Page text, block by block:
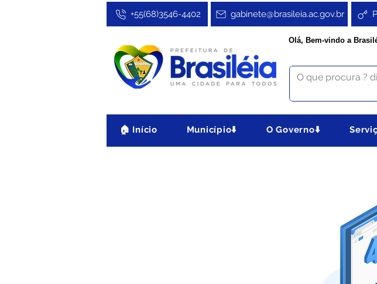
gabinete@brasileia.ac.gov.br
+55(68)3546-4402
Olá, Bem-vindo a
🏠 Início Município⬇️ O Governo⬇️